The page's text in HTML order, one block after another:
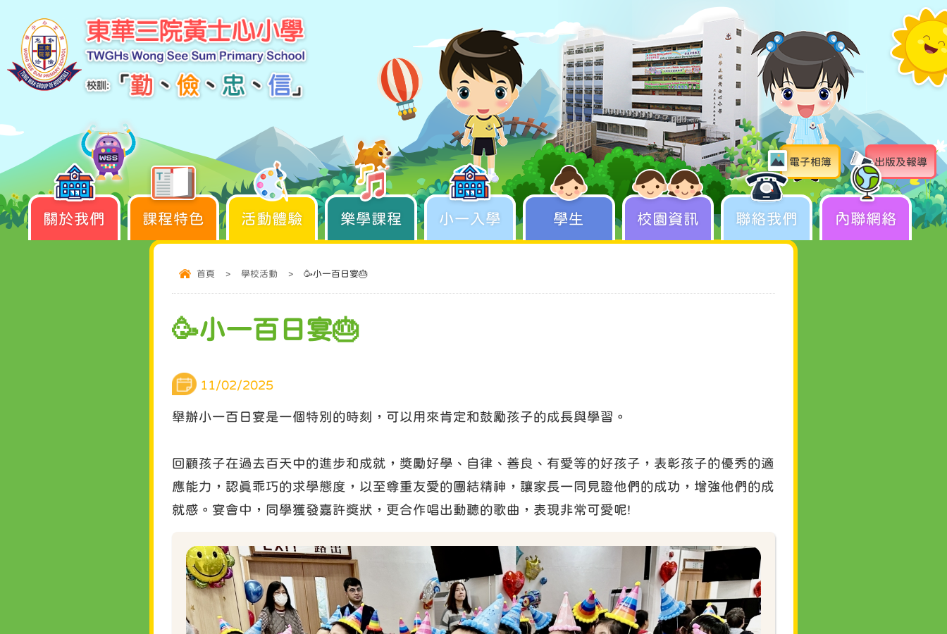
電子相簿 出版及報導
關於我們 課程特色 活動體驗 樂學課程 學生成長 學生 校園資訊 聯絡我們 內聯網絡
小一入學
首頁 > 學校活動 > 🥳小一百日宴🎂
🥳小一百日宴🎂
11/02/2025
舉辦小一百日宴是一個特別的時刻，可以用來肯定和鼓勵孩子的成長與學習。
回顧孩子在過去百天中的進步和成就，獎勵好學、自律、善良、有愛等的好孩子，表彰孩子的優秀的適
應能力，認真乖巧的求學態度，以至尊重友愛的團結精神，讓家長一同見證他們的成功，增強他們的成
就感。宴會中，同學獲發嘉許獎狀，更合作唱出動聽的歌曲，表現非常可愛呢!